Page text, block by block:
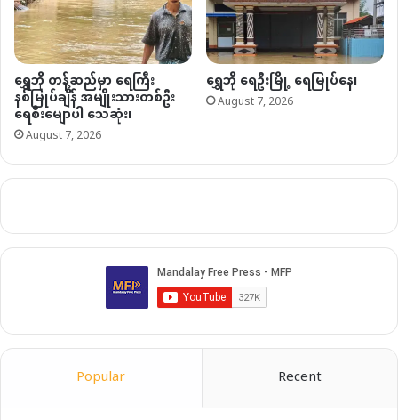
ရွှေဘို တန့်ဆည်မှာ ရေကြီး
နစ်မြုပ်ချိန် အမျိုးသားတစ်ဦး
ရေစီးမျောပါ သေဆုံး၊
August 7, 2026
ရွှေဘို ရေဦးမြို့ ရေမြုပ်နေ၊
August 7, 2026
Popular Recent